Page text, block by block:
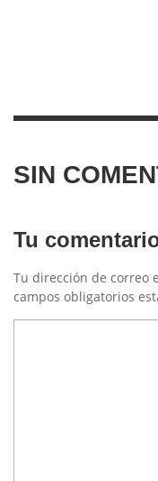
SIN
Tu
Tu dirección de correo
campos obligatorios